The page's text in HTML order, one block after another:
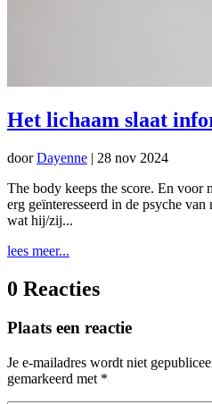
Het lichaam slaat
doorDayenne | 28 nov 2024
The body keeps the score. En voor
erg geïnteresseerd in de psyche
wat hij/zij...
lees meer...
0 Reacties
Plaats een reactie
Je e-mailadres wordt niet
gemarkeerd met *